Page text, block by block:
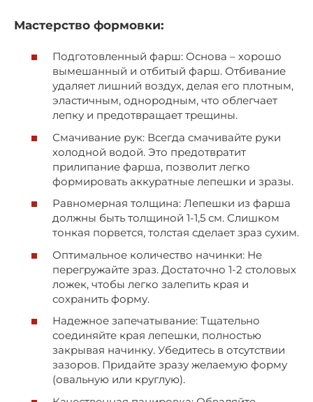
Мастерство формовки:
Подготовленный фарш: Основа – хорошо
вымешанный и отбитый фарш. Отбивание
удаляет лишний воздух, делая его плотным,
эластичным, однородным, что облегчает
лепку и предотвращает трещины.
Смачивание рук: Всегда смачивайте руки
холодной водой. Это предотвратит
прилипание фарша, позволит легко
формировать аккуратные лепешки и зразы.
Равномерная толщина: Лепешки из фарша
должны быть толщиной 1-1,5 см. Слишком
тонкая порвется, толстая сделает зраз сухим.
Оптимальное количество начинки: Не
перегружайте зраз. Достаточно 1-2 столовых
ложек, чтобы легко залепить края и
сохранить форму.
Надежное запечатывание: Тщательно
соединяйте края лепешки, полностью
закрывая начинку. Убедитесь в отсутствии
зазоров. Придайте зразу желаемую форму
(овальную или круглую).